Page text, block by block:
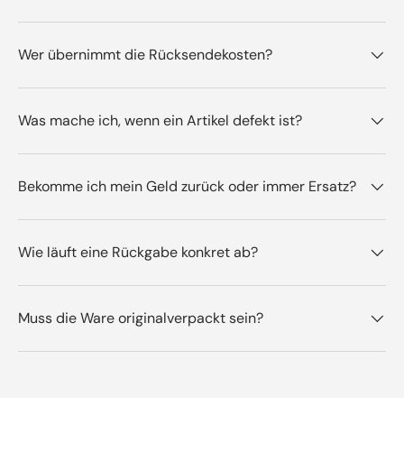
Wer übernimmt die Rücksendekosten?
Was mache ich, wenn ein Artikel defekt ist?
Bekomme ich mein Geld zurück oder immer Ersatz?
Wie läuft eine Rückgabe konkret ab?
Muss die Ware originalverpackt sein?